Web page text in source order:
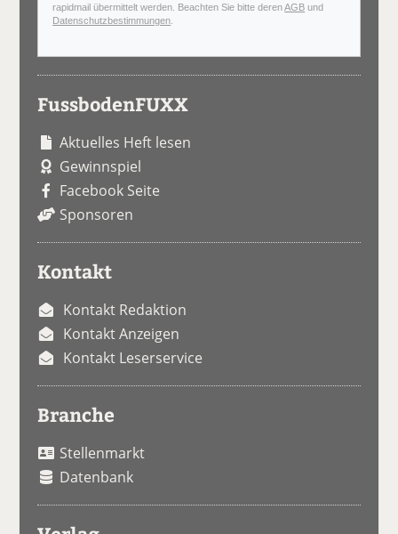
rapidmail übermittelt werden. Beachten Sie bitte derenAGB und
Datenschutzbestimmungen
FussbodenFUXX
Aktuelles Heft lesen
Gewinnspiel
Facebook Seite
Sponsoren
Kontakt
Kontakt Redaktion
Kontakt Anzeigen
Kontakt Leserservice
Branche
Stellenmarkt
Datenbank